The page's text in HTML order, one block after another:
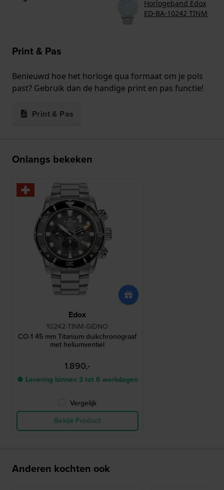
Horlogeband Edox
ED-BA-10242 TINM
Print & Pas
Benieuwd hoe het horloge qua formaat om je pols
past? Gebruik dan de handige print en pas functie!
Print & Pas
Onlangs bekeken
Edox
10242-TINM-GIDNO
CO-1 45 mm Titanium duikchronograaf
met heliumventiel
1.890,-
● Levering binnen 3 tot 6 werkdagen
Vergelijk
Bekijk Product
Anderen kochten ook